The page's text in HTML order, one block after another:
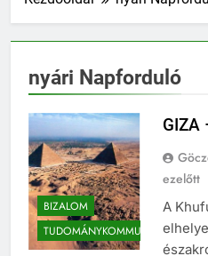
nyári Napforduló
BIZALOM
TUDOMÁNYKOMMUNIKÁCIÓ
GIZA
ezelőtt
A